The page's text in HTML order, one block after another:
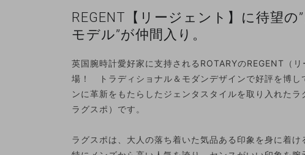
REGENT【リージェント】に待望
モデル”が仲間入り。
英国腕時計愛好家に支持されるROTARYのREGENT（
場！ トラディショナル＆モダンデザインで好評を博し
ンに革新をもたらしたジェンタスタイルを取り入れた
ラグスポ）です。
ラグスポは、大人の落ち着いた気品ある印象を身に着け